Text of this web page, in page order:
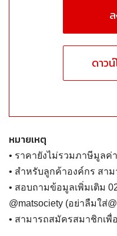
ดาว
หมายเหตุ
• ราคายังไม่รวมภาษีมูลค่
• สำหรับลูกค้าองค์กร สา
• สอบถามข้อมูลเพิ่มเติม
@matsociety (อย่าลืมใส่
• สามารถสมัครสมาชิกเ